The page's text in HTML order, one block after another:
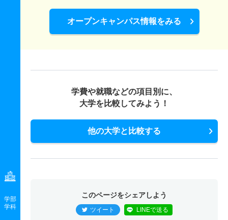
学部
学科
オープンキャンパス情報をみる
学費や就職などの項目別に、
大学を比較してみよう！
他の大学と比較する
このページをシェアしよう
ツイート LINEで送る